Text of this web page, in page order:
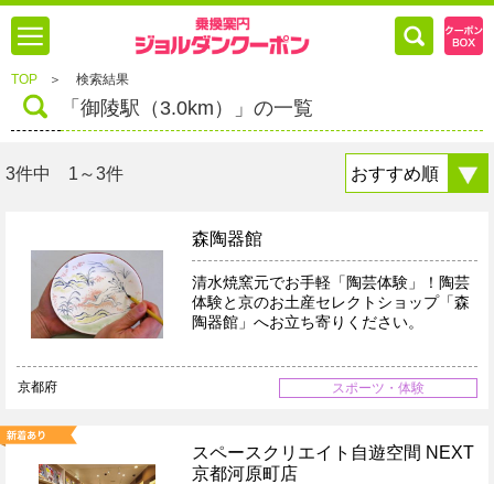
TOP ＞ 検索結果
「御陵駅（3.0km）」の一覧
3件中 1～3件
森陶器館
清水焼窯元でお手軽「陶芸体験」！陶芸
体験と京のお土産セレクトショップ「森
陶器館」へお立ち寄りください。
京都府 スポーツ・体験
スペースクリエイト自遊空間 NEXT
京都河原町店